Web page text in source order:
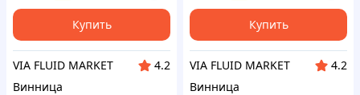
Купить
VIA FLUID MARKET
4.2
Винница
Купить
VIA FLUID MARKET
4.2
Винница